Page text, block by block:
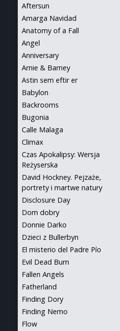
Aftersun
Amarga Navidad
Anatomy of a Fall
Angel
Anniversary
Arnie & Barney
Astin sem eftir er
Babylon
Backrooms
Bugonia
Calle Malaga
Climax
Czas Apokalipsy: Wersja
Reżyserska
David Hockney. Pejzaże,
portrety i martwe natury
Disclosure Day
Dom dobry
Donnie Darko
Dzieci z Bullerbyn
El misterio del Padre Pío
Evil Dead Burn
Fallen Angels
Fatherland
Finding Dory
Finding Nemo
Flow